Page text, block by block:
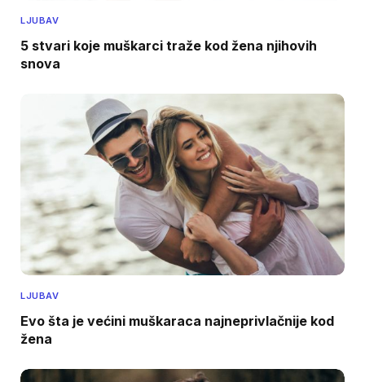
LJUBAV
5 stvari koje muškarci traže kod žena njihovih
snova
LJUBAV
Evo šta je većini muškaraca najneprivlačnije kod
žena